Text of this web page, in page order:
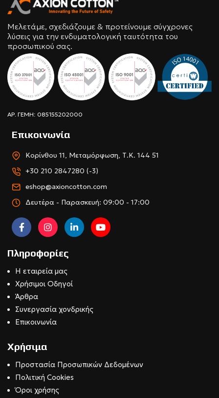
Μελετάμε, σχεδιάζουμε & προτείνουμε σύγχρονες
λύσεις για την ενδυματολογική ταυτότητα του
προσωπικού σας.
ΑΡ. ΓΕΜΗ: 085155202000
Επικοινωνία
Κορίνθου 11, Μεταμόρφωση, Τ.Κ. 144 51
+30 210 2847280 (-3)
eshop@axioncotton.com
Δευτέρα - Παρασκευή: 09:00 - 17:00
Πληροφορίες
Η εταιρεία μας
Χρήσιμοι Οδηγοί
Άρθρα
Συνεργασία χονδρικής
Επικοινωνία
Χρήσιμα
Προστασία Προσωπικών Δεδομένων
Πολιτική Cookies
Όροι χρήσης